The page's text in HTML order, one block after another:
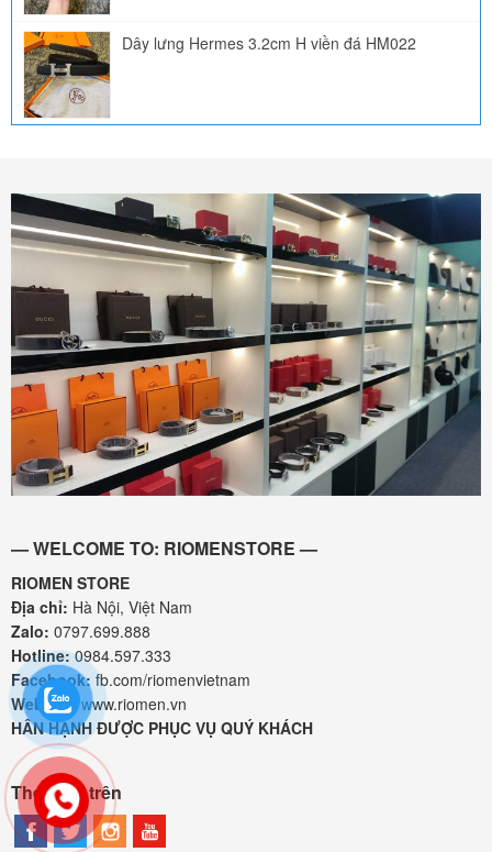
Dây lưng Hermes 3.2cm H viền đá HM022
— WELCOME TO: RIOMENSTORE —
RIOMEN STORE
Địa chỉ: Hà Nội, Việt Nam
Zalo: 0797.699.888
Hotline:0984.597.333
Facebook: fb.com/riomenvietnam
Website: www.riomen.vn
HÂN HẠNH ĐƯỢC PHỤC VỤ QUÝ KHÁCH
Theo dõi trên